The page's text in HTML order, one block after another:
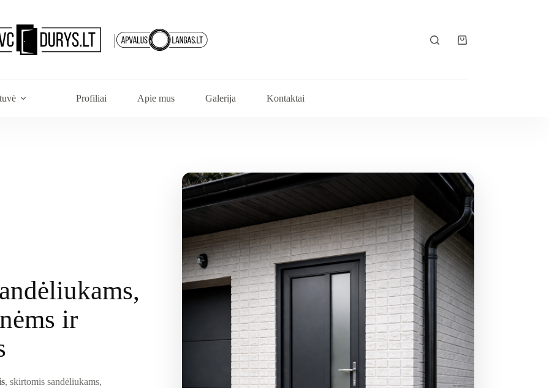
|
Profiliai Apie mus Galerija Kontaktai
ir
, skirtomis sandėliukams,